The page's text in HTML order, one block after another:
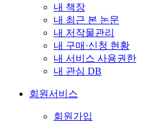
내 책장
내 최근 본 논문
내 저작물관리
내 구매·신청 현황
내 서비스 사용권한
내 관심 DB
회원서비스
회원가입